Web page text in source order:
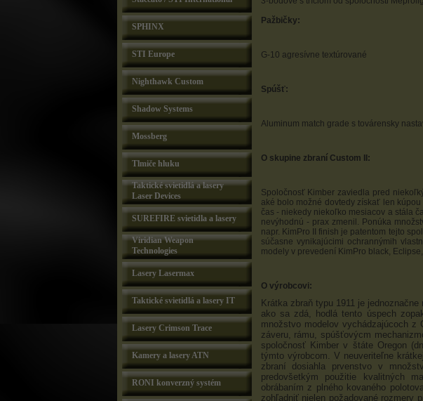
SPHINX
STI Europe
Nighthawk Custom
Shadow Systems
Mossberg
Tlmiče hluku
Taktické svietidlá a lasery
Laser Devices
SUREFIRE svietidla a lasery
Viridian Weapon
Technologies
Lasery Lasermax
Taktické svietidlá a lasery IT
Lasery Crimson Trace
Kamery a lasery ATN
RONI konverzný systém
Pažbičky:
G-10 agresívne textúrované
Spúšť:
Aluminum match grade s továrensky
O skupine zbraní Custom II:
Spoločnosť Kimber zaviedla pred
aké bolo možné dovtedy získať len
čas - niekedy niekoľko mesiacov a stála
nevýhodnú - prax zmenil. Ponúka
napr. KimPro II finish je patentom tejto
súčasne vynikajúcimi ochrannýmih
modely v prevedení KimPro black, Eclipse,
O výrobcovi:
Krátka zbraň typu 1911 je
ako sa zdá, hodlá tento úspech
množstvo modelov vychádzajúcoch
záveru, rámu, spúšťovýcm
spoločnosť Kimber v štáte Oregon
týmto výrobcom. V neuveriteľne
zbraní dosiahla prvenstvo v
predovšetkým použitie kvalitných
obrábaním z plného kovaného
zohľadniť nielen požadované rozmery